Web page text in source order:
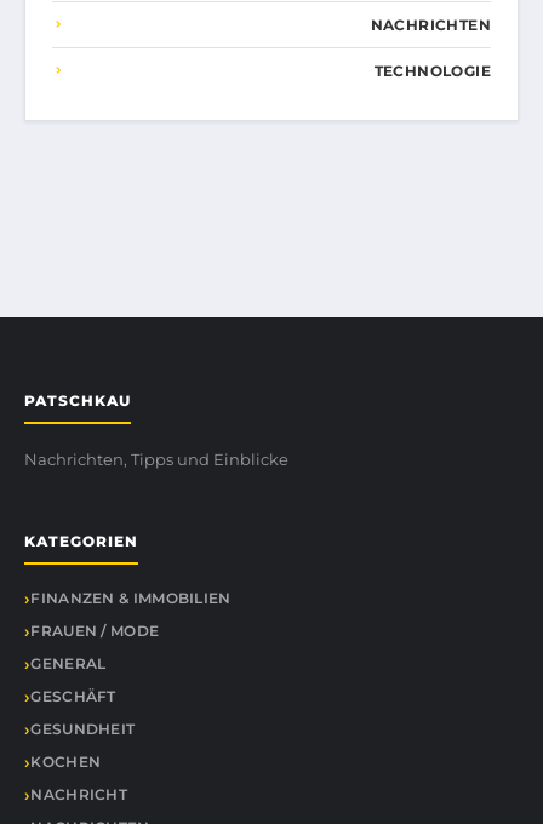
NACHRICHTEN
TECHNOLOGIE
PATSCHKAU
Nachrichten, Tipps und Einblicke
KATEGORIEN
FINANZEN & IMMOBILIEN
FRAUEN / MODE
GENERAL
GESCHÄFT
GESUNDHEIT
KOCHEN
NACHRICHT